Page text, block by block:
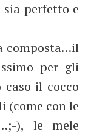
perfetto e
composta…il
per gli
il cocco
(come con le
), le mele